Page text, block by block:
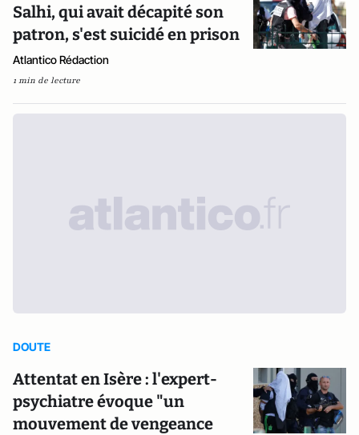
Salhi, qui avait décapité son
patron, s'est suicidé en prison
Atlantico Rédaction
1 min de lecture
DOUTE
Attentat en Isère : l'expert-
psychiatre évoque "un
mouvement de vengeance